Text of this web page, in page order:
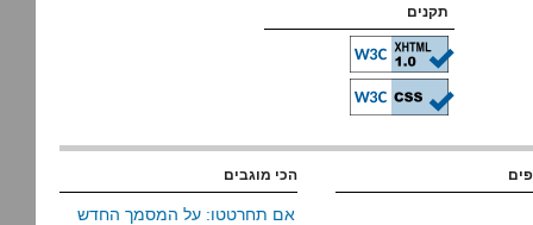
תקנים
הכי מוגבים
אם תחרטטו: על המסמך החדש